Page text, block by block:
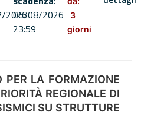
2026
06/08/2026
23:59
3
giorni
PER LA FORMAZIONE
REGIONALE DI
SU STRUTTURE